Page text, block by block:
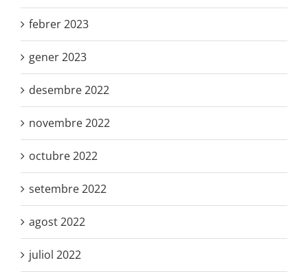
febrer 2023
gener 2023
desembre 2022
novembre 2022
octubre 2022
setembre 2022
agost 2022
juliol 2022